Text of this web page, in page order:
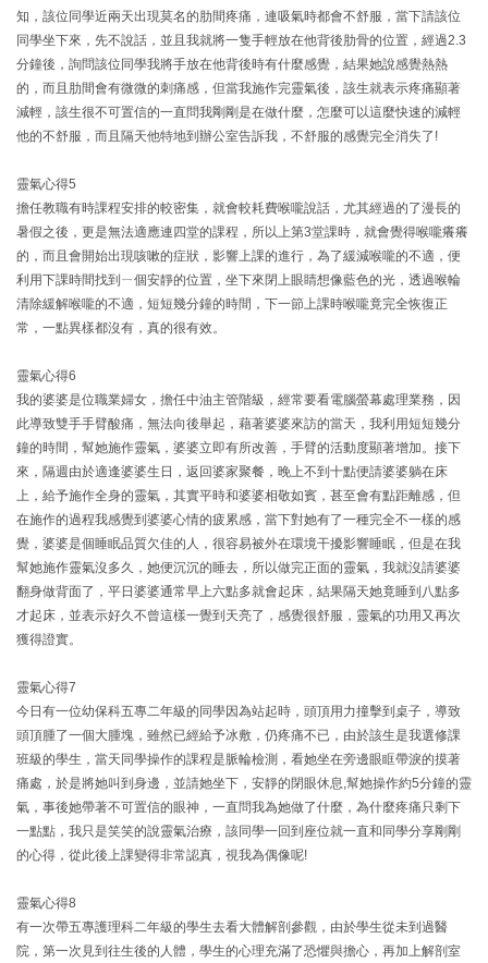
知，該位同學近兩天出現莫名的肋間疼痛，連吸氣時都會不舒服，當下請該位
同學坐下來，先不說話，並且我就將一隻手輕放在他背後肋骨的位置，經過2.3
分鐘後，詢問該位同學我將手放在他背後時有什麼感覺，結果她說感覺熱熱
的，而且肋間會有微微的刺痛感，但當我施作完靈氣後，該生就表示疼痛顯著
減輕，該生很不可置信的一直問我剛剛是在做什麼，怎麼可以這麼快速的減輕
他的不舒服，而且隔天他特地到辦公室告訴我，不舒服的感覺完全消失了!
靈氣心得5
擔任教職有時課程安排的較密集，就會較耗費喉嚨說話，尤其經過的了漫長的
暑假之後，更是無法適應連四堂的課程，所以上第3堂課時，就會覺得喉嚨癢癢
的，而且會開始出現咳嗽的症狀，影響上課的進行，為了緩減喉嚨的不適，便
利用下課時間找到ㄧ個安靜的位置，坐下來閉上眼睛想像藍色的光，透過喉輪
清除緩解喉嚨的不適，短短幾分鐘的時間，下一節上課時喉嚨竟完全恢復正
常，一點異樣都沒有，真的很有效。
靈氣心得6
我的婆婆是位職業婦女，擔任中油主管階級，經常要看電腦螢幕處理業務，因
此導致雙手手臂酸痛，無法向後舉起，藉著婆婆來訪的當天，我利用短短幾分
鐘的時間，幫她施作靈氣，婆婆立即有所改善，手臂的活動度顯著增加。接下
來，隔週由於適逢婆婆生日，返回婆家聚餐，晚上不到十點便請婆婆躺在床
上，給予施作全身的靈氣，其實平時和婆婆相敬如賓，甚至會有點距離感，但
在施作的過程我感覺到婆婆心情的疲累感，當下對她有了一種完全不一樣的感
覺，婆婆是個睡眠品質欠佳的人，很容易被外在環境干擾影響睡眠，但是在我
幫她施作靈氣沒多久，她便沉沉的睡去，所以做完正面的靈氣，我就沒請婆婆
翻身做背面了，平日婆婆通常早上六點多就會起床，結果隔天她竟睡到八點多
才起床，並表示好久不曾這樣一覺到天亮了，感覺很舒服，靈氣的功用又再次
獲得證實。
靈氣心得7
今日有一位幼保科五專二年級的同學因為站起時，頭頂用力撞擊到桌子，導致
頭頂腫了一個大腫塊，雖然已經給予冰敷，仍疼痛不已，由於該生是我選修課
班級的學生，當天同學操作的課程是脈輪檢測，看她坐在旁邊眼眶帶淚的摸著
痛處，於是將她叫到身邊，並請她坐下，安靜的閉眼休息,幫她操作約5分鐘的靈
氣，事後她帶著不可置信的眼神，一直問我為她做了什麼，為什麼疼痛只剩下
一點點，我只是笑笑的說靈氣治療，該同學一回到座位就一直和同學分享剛剛
的心得，從此後上課變得非常認真，視我為偶像呢!
靈氣心得8
有一次帶五專護理科二年級的學生去看大體解剖參觀，由於學生從未到過醫
院，第一次見到往生後的人體，學生的心理充滿了恐懼與擔心，再加上解剖室